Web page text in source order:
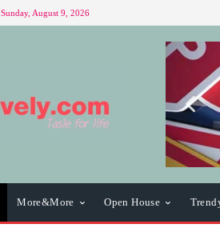
Sunday, August 9, 2026
More&More Open House